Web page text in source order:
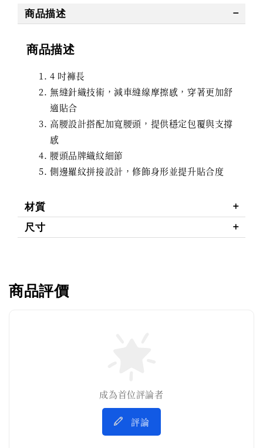
商品描述
商品描述
4 吋褲長
無縫針織技術，減車縫線摩擦感，穿著更加舒
適貼合
高腰設計搭配加寬腰頭，提供穩定包覆與支撐
感
腰頭品牌織紋細節
側邊羅紋拼接設計，修飾身形並提升貼合度
材質
尺寸
商品評價
成為首位評論者
評論